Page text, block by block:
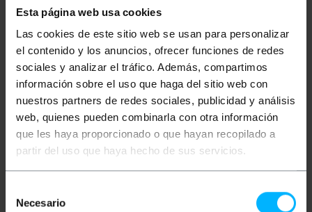
Esta página web usa cookies
Las cookies de este sitio web se usan para personalizar
el contenido y los anuncios, ofrecer funciones de redes
sociales y analizar el tráfico. Además, compartimos
información sobre el uso que haga del sitio web con
nuestros partners de redes sociales, publicidad y análisis
web, quienes pueden combinarla con otra información
que les haya proporcionado o que hayan recopilado a
partir del uso que haya hecho de sus servicios.
Necesario
Descrição
Este cabo adaptador facilita a interação entre
dispositivos móveis e periféricos externos,
permitindo a funcionalidade On-The-Go. Ele
possibilita a integração de acessórios de
computador convencionais em terminais móveis,
expandindo as capacidades de entrada de dados e
facilitando a transferência de arquivos sem a
necessidade de um computador intermediário. Isso
melhora a operabilidade em tarefas móveis,